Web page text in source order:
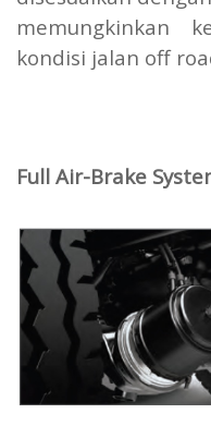
memungkinkan
kondisi jalan off
Full Air-Brake